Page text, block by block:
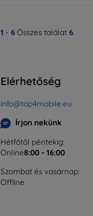
1 - 6 Összes találat 6.
Elérhetőség
info@top4mobile.eu
Írjon nekünk
Hétfőtől péntekig:
Online8:00 - 16:00
Szombat és vasárnap:
Offline